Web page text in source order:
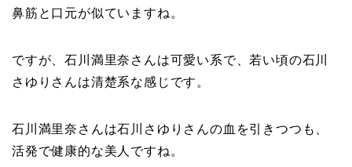
鼻筋と口元が似ていますね。
ですが、石川満里奈さんは可愛い系で、若い頃の石川
さゆりさんは清楚系な感じです。
石川満里奈さんは石川さゆりさんの血を引きつつも、
活発で健康的な美人ですね。